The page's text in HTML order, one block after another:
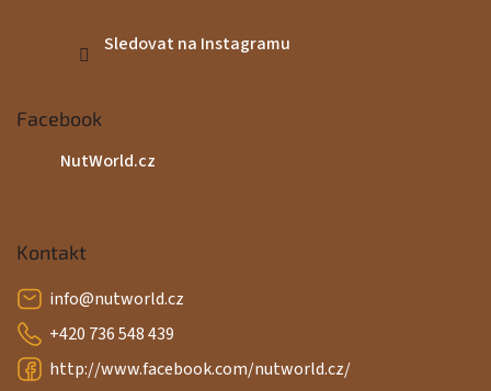
Sledovat na Instagramu
Facebook
NutWorld.cz
Kontakt
info@nutworld.cz
+420 736 548 439
http://www.facebook.com/nutworld.cz/